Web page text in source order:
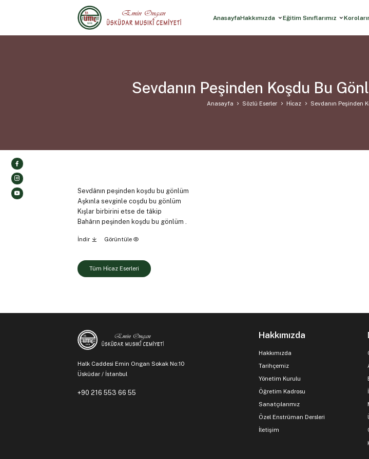
AnasayfaHakkımızda Eğitim Sınıflarımız
Sevdanın Peşinden Koşdu Bu
Anasayfa Sözlü Eserler Hi̇caz Sevdanın Peşinden
Sevdânın peşinden koşdu bu gönlüm
Aşkınla sevginle coşdu bu gönlüm
Kışlar birbirini etse de tâkip
Bahârın peşinden koşdu bu gönlüm .
İndir Görüntüle
Tüm Hi̇caz Eserleri
Halk Caddesi Emin Ongan Sokak No:10
Üsküdar / İstanbul
+90 216 553 66 55
Hakkımızda
Hakkımızda
Tarihçemiz
Yönetim Kurulu
Öğretim Kadrosu
Sanatçılarımız
Özel Enstrüman Dersleri
İletişim